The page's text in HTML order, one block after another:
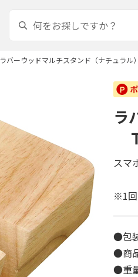
ラバーウッドマルチスタンド（ナチュラ
ラ
スマ
※1回
●包
●商
●重